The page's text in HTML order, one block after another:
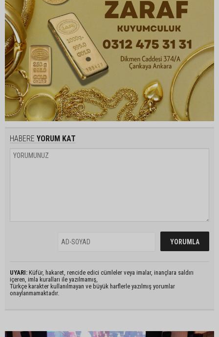
HABERE YORUM KAT
UYARI: Küfür, hakaret, rencide edici cümleler veya imalar, inançlara saldırı
içeren, imla kuralları ile yazılmamış,
Türkçe karakter kullanılmayan ve büyük harflerle yazılmış yorumlar
onaylanmamaktadır.